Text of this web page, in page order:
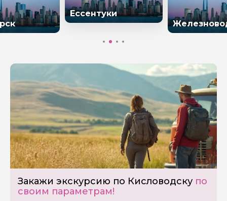
Ессентуки
Закажи экскурсию по Кисловодску по
своим параметрам!